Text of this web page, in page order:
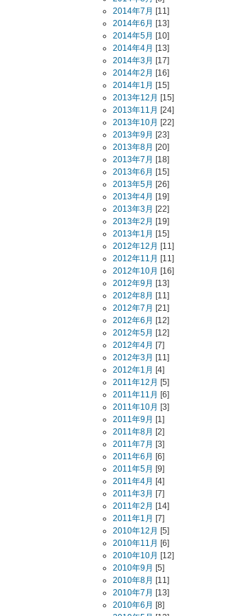
2014年7月 [11]
2014年6月 [13]
2014年5月 [10]
2014年4月 [13]
2014年3月 [17]
2014年2月 [16]
2014年1月 [15]
2013年12月 [15]
2013年11月 [24]
2013年10月 [22]
2013年9月 [23]
2013年8月 [20]
2013年7月 [18]
2013年6月 [15]
2013年5月 [26]
2013年4月 [19]
2013年3月 [22]
2013年2月 [19]
2013年1月 [15]
2012年12月 [11]
2012年11月 [11]
2012年10月 [16]
2012年9月 [13]
2012年8月 [11]
2012年7月 [21]
2012年6月 [12]
2012年5月 [12]
2012年4月 [7]
2012年3月 [11]
2012年1月 [4]
2011年12月 [5]
2011年11月 [6]
2011年10月 [3]
2011年9月 [1]
2011年8月 [2]
2011年7月 [3]
2011年6月 [6]
2011年5月 [9]
2011年4月 [4]
2011年3月 [7]
2011年2月 [14]
2011年1月 [7]
2010年12月 [5]
2010年11月 [6]
2010年10月 [12]
2010年9月 [5]
2010年8月 [11]
2010年7月 [13]
2010年6月 [8]